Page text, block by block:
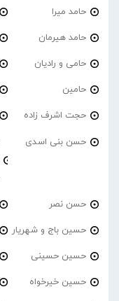
حامد میرا
حامد هیرمان
حامی و رادیان
حامین
حجت اشرف زاده
حسن بنی اسدی
حسن نصر
حسین باج و شهریار
حسین حسینی
حسین خیرخواه